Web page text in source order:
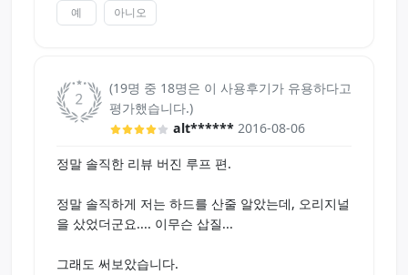
홀 자체를 처음 구입하시는 분에게는 부담없는 가격
이니 추천할 만 하지만,
지망(저자극)으로 가세요.
예 아니오
(19명 중 18명은 이 사용후기가 유용하다고
평가했습니다.)
alt****** 2016-08-06
정말 솔직한 리뷰 버진 루프 편.
정말 솔직하게 저는 하드를 산줄 알았는데, 오리지널
을 샀었더군요.... 이무슨 삽질...
그래도 써보았습니다.